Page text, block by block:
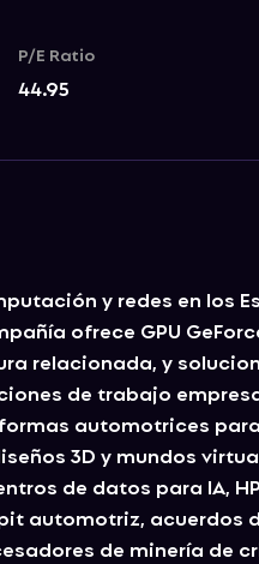
P/E Ratio
44.95
y redes en los
ofrece GPU
relacionada, y
de trabajo
automotrices
3D y mundos
de datos para IA,
automotriz, acuerdos
de minería de